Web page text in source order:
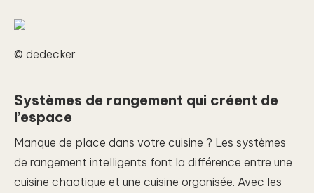
© dedecker
Systèmes de rangement qui créent de
l’espace
Manque de place dans votre cuisine ? Les systèmes
de rangement intelligents font la différence entre une
cuisine chaotique et une cuisine organisée. Avec les